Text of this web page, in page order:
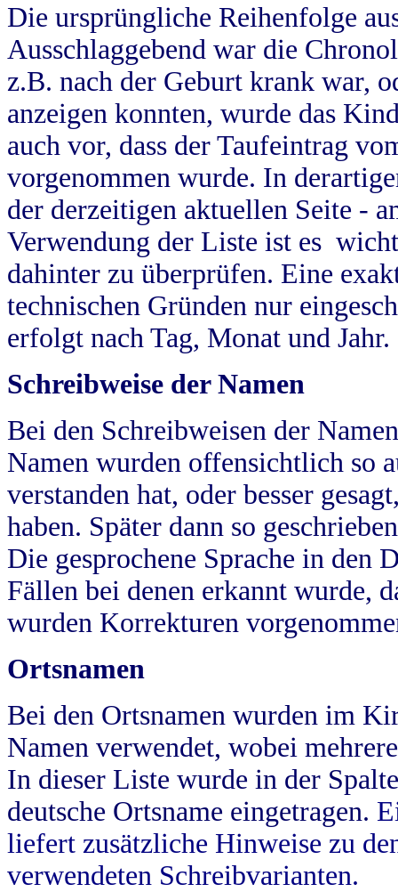
Die ursprüngliche Reihenfolge
Ausschlaggebend war die
z.B. nach der Geburt krank war,
anzeigen konnten, wurde das
auch vor, dass der Taufeintrag
vorgenommen wurde. In
der derzeitigen aktuellen Seite -
Verwendung der Liste ist es
dahinter zu überprüfen. Eine
technischen Gründen nur
erfolgt nach Tag, Monat und Jahr.
Schreibweise der Namen
Bei den Schreibweisen der
Namen wurden offensichtlich so
verstanden hat, oder besser
haben. Später dann so
Die gesprochene Sprache in
Fällen bei denen erkannt wurde,
wurden Korrekturen
Ortsnamen
Bei den Ortsnamen wurden im
Namen verwendet, wobei
In dieser Liste wurde in der
deutsche Ortsname eingetragen.
liefert zusätzliche Hinweise zu
verwendeten Schreibvarianten.